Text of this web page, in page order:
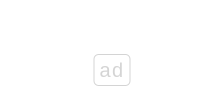
ad